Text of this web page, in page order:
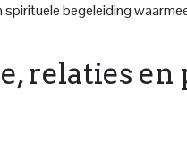
begeleiding
relaties